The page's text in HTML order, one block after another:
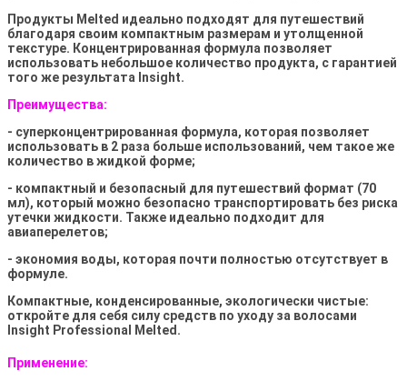
Продукты Melted идеально подходят для путешествий
благодаря своим компактным размерам и утолщенной
текстуре. Концентрированная формула позволяет
использовать небольшое количество продукта, с гарантией
того же результата Insight.
Преимущества:
- суперконцентрированная формула, которая позволяет
использовать в 2 раза больше использований, чем такое же
количество в жидкой форме;
- компактный и безопасный для путешествий формат (70
мл), который можно безопасно транспортировать без риска
утечки жидкости. Также идеально подходит для
авиаперелетов;
- экономия воды, которая почти полностью отсутствует в
формуле.
Компактные, конденсированные, экологически чистые:
откройте для себя силу средств по уходу за волосами
Insight Professional Melted.
Применение: